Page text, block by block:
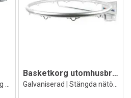
Basketkorg utomhusbruk